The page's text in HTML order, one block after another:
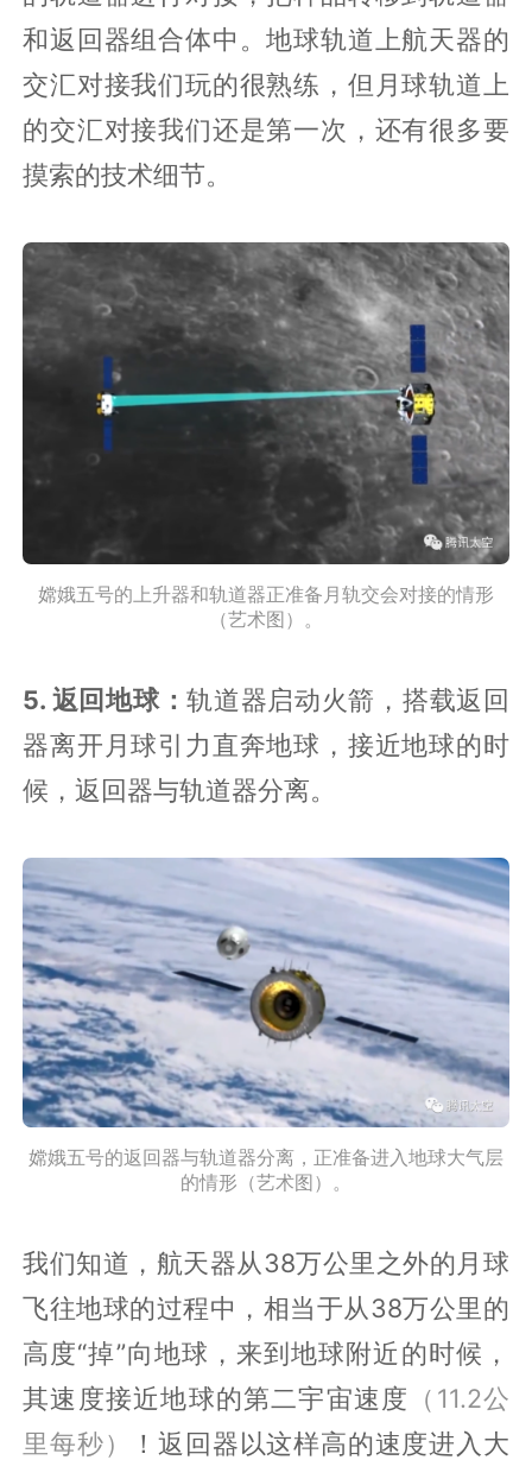
和返回器组合体中。地球轨道上航天器的
交汇对接我们玩的很熟练，但月球轨道上
的交汇对接我们还是第一次，还有很多要
摸索的技术细节。
嫦娥五号的上升器和轨道器正准备月轨交会对接的情形
（艺术图）。
5. 返回地球：轨道器启动火箭，搭载返回
器离开月球引力直奔地球，接近地球的时
候，返回器与轨道器分离。
嫦娥五号的返回器与轨道器分离，正准备进入地球大气层
的情形（艺术图）。
我们知道，航天器从38万公里之外的月球
飞往地球的过程中，相当于从38万公里的
高度“掉”向地球，来到地球附近的时候，
其速度接近地球的第二宇宙速度 （11.2公
里每秒）
！返回器以这样高的速度进入大